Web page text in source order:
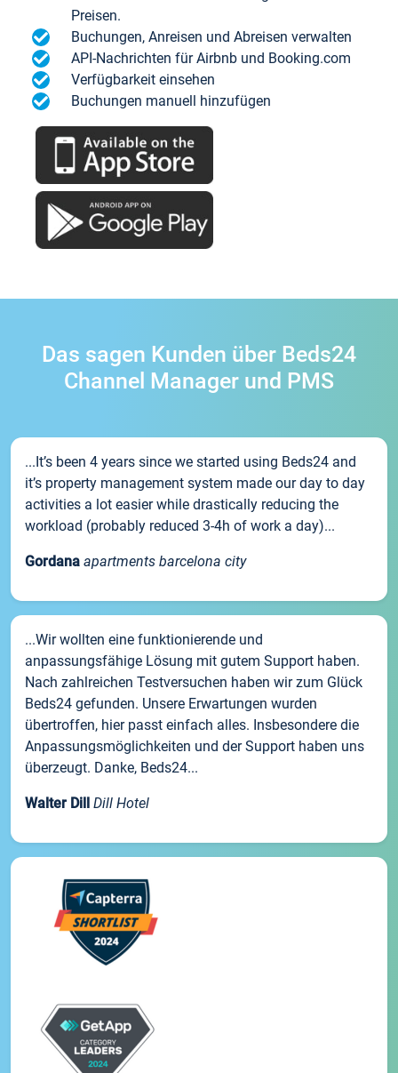
Preisen.
Buchungen, Anreisen und Abreisen verwalten
API-Nachrichten für Airbnb und Booking.com
Verfügbarkeit einsehen
Buchungen manuell hinzufügen
Das sagen Kunden über Beds24
Channel Manager und PMS
...It’s been 4 years since we started using Beds24 and
it’s property management system made our day to day
activities a lot easier while drastically reducing the
workload (probably reduced 3-4h of work a day)...
Gordana apartments barcelona city
...Wir wollten eine funktionierende und
anpassungsfähige Lösung mit gutem Support haben.
Nach zahlreichen Testversuchen haben wir zum Glück
Beds24 gefunden. Unsere Erwartungen wurden
übertroffen, hier passt einfach alles. Insbesondere die
Anpassungsmöglichkeiten und der Support haben uns
überzeugt. Danke, Beds24...
Walter Dill Dill Hotel